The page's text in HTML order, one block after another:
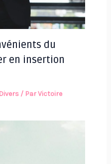
du
en insertion
Divers/ ParVictoire